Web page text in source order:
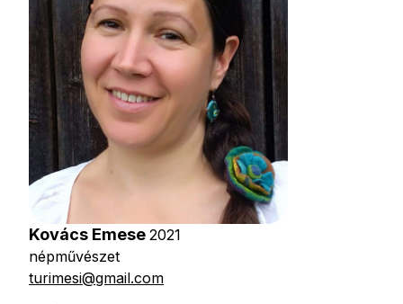
Kovács Emese 2021
népművészet
turimesi@gmail.com